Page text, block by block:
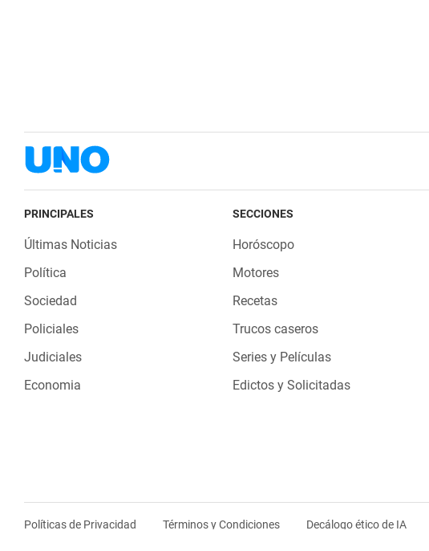
PRINCIPALES
Últimas Noticias
Política
Sociedad
Policiales
Judiciales
Economia
SECCIONES
Horóscopo
Motores
Recetas
Trucos caseros
Series y Películas
Edictos y Solicitadas
Políticas de Privacidad Términos y Condiciones Decálogo ético de IA